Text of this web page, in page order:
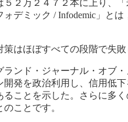
２万２４７２本に上り、
デミック / Infodemic」と
策はほぼすべての段階で失敗
ンド・ジャーナル・オブ
開発を政治利用し、信用低
ことを示した。さらに多
ことです。